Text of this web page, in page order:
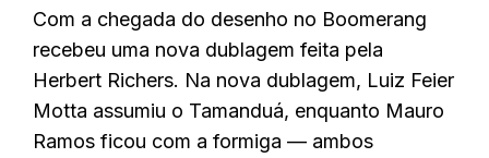
Com a chegada do desenho no Boomerang
recebeu uma nova dublagem feita pela
Herbert Richers. Na nova dublagem, Luiz Feier
Motta assumiu o Tamanduá, enquanto Mauro
Ramos ficou com a formiga — ambos